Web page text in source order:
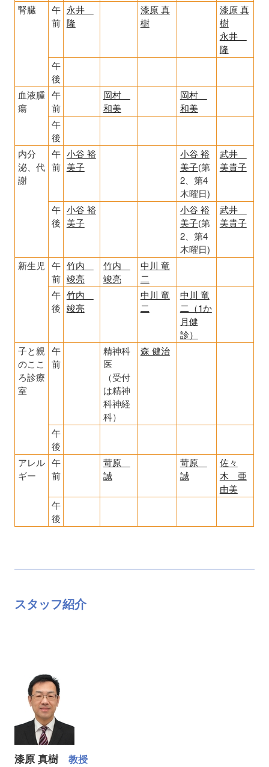
腎臓
午
前
永井
隆
漆原 真
樹
漆原 真
樹
永井
隆
午
後
血液腫
瘍
午
前
岡村
和美
岡村
和美
午
後
内分
泌、代
謝
午
前
小谷 裕
美子
小谷 裕
美子(第
2、第4
木曜日)
武井
美貴子
午
後
小谷 裕
美子
小谷 裕
美子(第
2、第4
木曜日)
武井
美貴子
新生児 午
前
竹内
竣亮
竹内
竣亮
中川 竜
二
午
後
竹内
竣亮
中川 竜
二
中川 竜
二（1か
月健
診）
子と親
のここ
ろ診療
室
午
前
精神科
医
（受付
は精神
科神経
科）
森 健治
午
後
アレル
ギー
午
前
苛原
誠
苛原
誠
佐々
木 亜
由美
午
後
スタッフ紹介
漆原 真樹教授